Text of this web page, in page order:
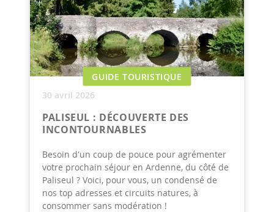
GUIDE TOURISTIQUE
30 avril 2026
PALISEUL : DÉCOUVERTE DES
INCONTOURNABLES
Besoin d'un coup de pouce pour agrémenter
votre prochain séjour en Ardenne, du côté de
Paliseul ? Voici, pour vous, un condensé de
nos top adresses et circuits natures, à
consommer sans modération !